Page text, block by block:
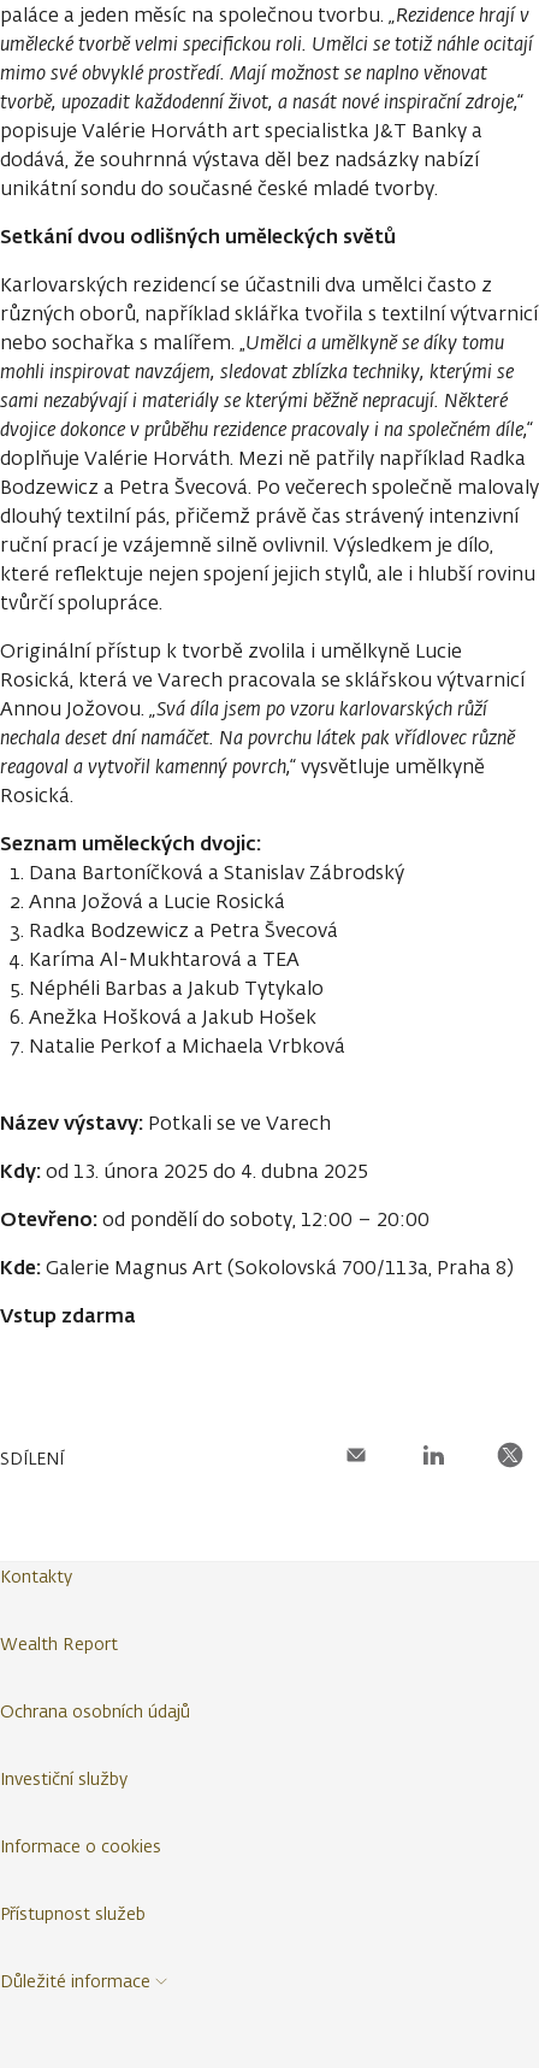
paláce a jeden měsíc na společnou tvorbu. „Rezidence hrají v
umělecké tvorbě velmi specifickou roli. Umělci se totiž náhle ocitají
mimo své obvyklé prostředí. Mají možnost se naplno věnovat
tvorbě, upozadit každodenní život, a nasát nové inspirační zdroje,“
popisuje Valérie Horváth art specialistka J&T Banky a
dodává, že souhrnná výstava děl bez nadsázky nabízí
unikátní sondu do současné české mladé tvorby.
Setkání dvou odlišných uměleckých světů
Karlovarských rezidencí se účastnili dva umělci často z
různých oborů, například sklářka tvořila s textilní výtvarnicí
nebo sochařka s malířem. „Umělci a umělkyně se díky tomu
mohli inspirovat navzájem, sledovat zblízka techniky, kterými se
sami nezabývají i materiály se kterými běžně nepracují. Některé
dvojice dokonce v průběhu rezidence pracovaly i na společném díle,“
doplňuje Valérie Horváth. Mezi ně patřily například Radka
Bodzewicz a Petra Švecová. Po večerech společně malovaly
dlouhý textilní pás, přičemž právě čas strávený intenzivní
ruční prací je vzájemně silně ovlivnil. Výsledkem je dílo,
které reflektuje nejen spojení jejich stylů, ale i hlubší rovinu
tvůrčí spolupráce.
Originální přístup k tvorbě zvolila i umělkyně Lucie
Rosická, která ve Varech pracovala se sklářskou výtvarnicí
Annou Jožovou. „Svá díla jsem po vzoru karlovarských růží
nechala deset dní namáčet. Na povrchu látek pak vřídlovec různě
reagoval a vytvořil kamenný povrch,“vysvětluje umělkyně
Rosická.
Seznam uměleckých dvojic:
Dana Bartoníčková a Stanislav Zábrodský
Anna Jožová a Lucie Rosická
Radka Bodzewicz a Petra Švecová
Karíma Al-Mukhtarová a TEA
Néphéli Barbas a Jakub Tytykalo
Anežka Hošková a Jakub Hošek
Natalie Perkof a Michaela Vrbková
Název výstavy: Potkali se ve Varech
Kdy:od 13. února 2025 do 4. dubna 2025
Otevřeno:od pondělí do soboty, 12:00 – 20:00
Kde:Galerie Magnus Art (Sokolovská 700/113a, Praha 8)
Vstup zdarma
SDÍLENÍ
Kontakty
Wealth Report
Ochrana osobních údajů
Investiční služby
Informace o cookies
Přístupnost služeb
Důležité informace